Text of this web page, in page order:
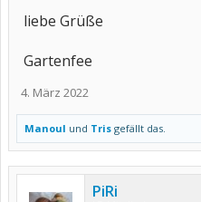
liebe Grüße
Gartenfee
4. März 2022
Manoul und Tris gefällt das.
PiRi